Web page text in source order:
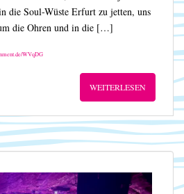
die Soul-Wüste Erfurt zu jetten, uns
die Ohren und in die […]
WVqDG
WEITERLESEN